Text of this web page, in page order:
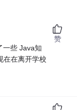
一些 Java知
在在离开学校
赞